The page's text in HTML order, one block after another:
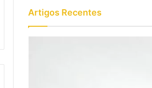
Artigos Recentes